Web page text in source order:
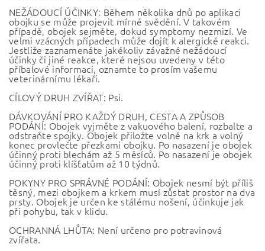
NEŽÁDOUCÍ ÚČINKY: Během několika dnů po aplikaci
obojku se může projevit mírné svědění. V takovém
případě, obojek sejměte, dokud symptomy nezmizí. Ve
velmi vzácných případech může dojít k alergické reakci.
Jestliže zaznamenáte jakékoliv závažné nežádoucí
účinky či jiné reakce, které nejsou uvedeny v této
příbalové informaci, oznamte to prosím vašemu
veterinárnímu lékaři.
CÍLOVÝ DRUH ZVÍŘAT: Psi.
DÁVKOVÁNÍ PRO KAŽDÝ DRUH, CESTA A ZPŮSOB
PODÁNÍ: Obojek vyjměte z vakuového balení, rozbalte a
odstraňte spojky. Obojek přiložte volně na krk a volný
konec provlečte přezkami obojku. Po nasazení je obojek
účinný proti blechám až 5 měsíců. Po nasazení je obojek
účinný proti klíšťatům až 10 týdnů.
POKYNY PRO SPRÁVNÉ PODÁNÍ: Obojek nesmí být příliš
těsný, mezi obojkem a krkem musí zůstat prostor na dva
prsty. Obojek je určen ke stálému nošení, účinkuje jak
při pohybu, tak v klidu.
OCHRANNÁ LHŮTA: Není určeno pro potravinová
zvířata.